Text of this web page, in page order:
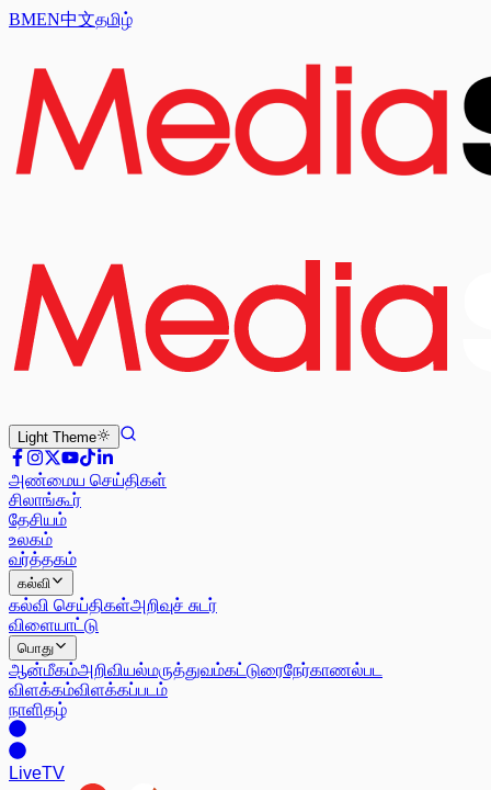
BMEN中文தமிழ்
Light Theme
அண்மைய செய்திகள்
சிலாங்கூர்
தேசியம்
உலகம்
வர்த்தகம்
கல்வி
கல்வி செய்திகள்அறிவுச் சுடர்
விளையாட்டு
பொது
ஆன்மீகம்அறிவியல்மருத்துவம்கட்டுரைநேர்காணல்பட
விளக்கம்விளக்கப்படம்
நாளிதழ்
LiveTV